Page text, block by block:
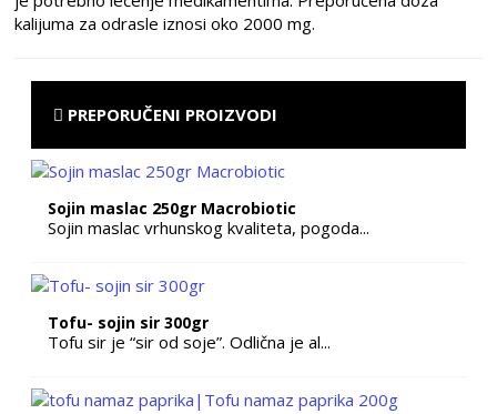
kalijuma za odrasle iznosi oko 2000 mg.
PREPORUČENI PROIZVODI
Sojin maslac 250gr Macrobiotic
Sojin maslac vrhunskog kvaliteta, pogoda...
Tofu- sojin sir 300gr
Tofu sir je “sir od soje”. Odlična je al...